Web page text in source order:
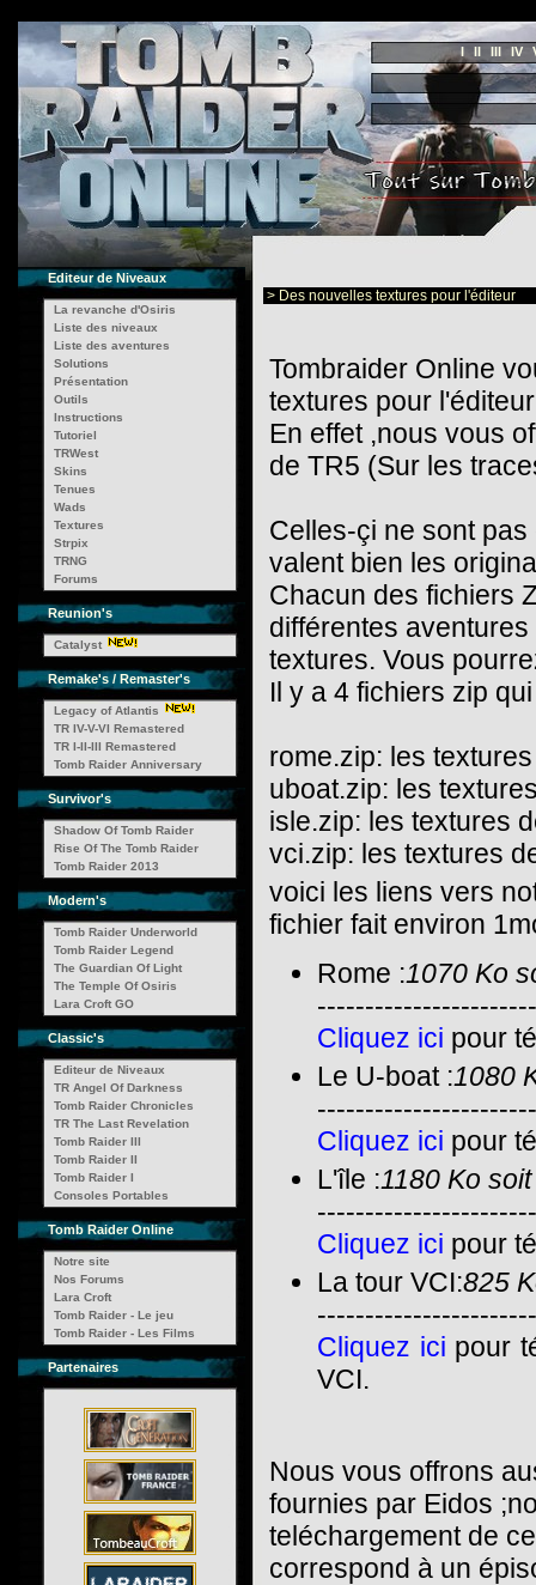
I II III IV
Editeur de Niveaux
La revanche d'Osiris
Liste des niveaux
Liste des aventures
Solutions
Présentation
Outils
Instructions
Tutoriel
TRWest
Skins
Tenues
Wads
Textures
Strpix
TRNG
Forums
Reunion's
Catalyst
Remake's / Remaster's
Legacy of Atlantis
TR IV-V-VI Remastered
TR I-II-III Remastered
Tomb Raider Anniversary
Survivor's
Shadow Of Tomb Raider
Rise Of The Tomb Raider
Tomb Raider 2013
Modern's
Tomb Raider Underworld
Tomb Raider Legend
The Guardian Of Light
The Temple Of Osiris
Lara Croft GO
Classic's
Editeur de Niveaux
TR Angel Of Darkness
Tomb Raider Chronicles
TR The Last Revelation
Tomb Raider III
Tomb Raider II
Tomb Raider I
Consoles Portables
Tomb Raider Online
Notre site
Nos Forums
Lara Croft
Tomb Raider - Le jeu
Tomb Raider - Les Films
Partenaires
> Des nouvelles textures pour l'éditeur
Tombraider Online
textures pour
En effet ,nous vous
de TR5 (Sur les
Celles-çi ne sont
valent bien les
Chacun des fichiers
différentes
textures. Vous
Il y a 4 fichiers zip
rome.zip: les
uboat.zip: les
isle.zip: les textures
vci.zip: les textures
voici les liens vers
fichier fait environ
Rome :1070 Ko
Cliquez ici pour
Le U-boat :1080
Cliquez ici pour
L'île :1180 Ko
Cliquez ici pour
La tour VCI:825
Cliquez ici pour
VCI.
Nous vous offrons
fournies par Eidos
teléchargement de
correspond à un